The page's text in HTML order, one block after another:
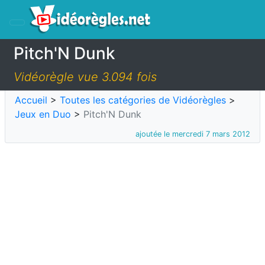
Pitch'N Dunk
Vidéorègle vue 3.094 fois
Accueil > Toutes les catégories de Vidéorègles >
Jeux en Duo > Pitch'N Dunk
ajoutée le mercredi 7 mars 2012